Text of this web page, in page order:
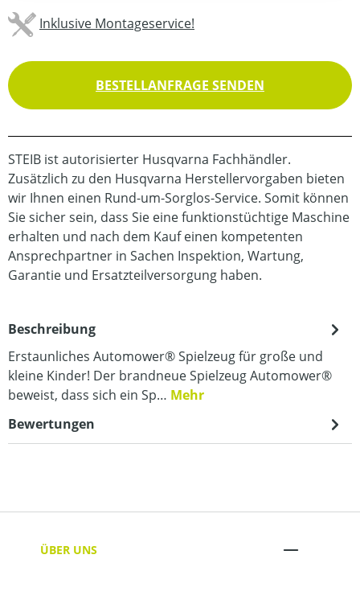
Inklusive Montageservice!
BESTELLANFRAGE SENDEN
STEIB ist autorisierter Husqvarna Fachhändler.
Zusätzlich zu den Husqvarna Herstellervorgaben bieten
wir Ihnen einen Rund-um-Sorglos-Service. Somit können
Sie sicher sein, dass Sie eine funktionstüchtige Maschine
erhalten und nach dem Kauf einen kompetenten
Ansprechpartner in Sachen Inspektion, Wartung,
Garantie und Ersatzteilversorgung haben.
Beschreibung
Erstaunliches Automower® Spielzeug für große und
kleine Kinder! Der brandneue Spielzeug Automower®
beweist, dass sich ein Sp… Mehr
Bewertungen
ÜBER UNS